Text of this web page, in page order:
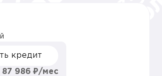
кредит
87 986 ₽/мес